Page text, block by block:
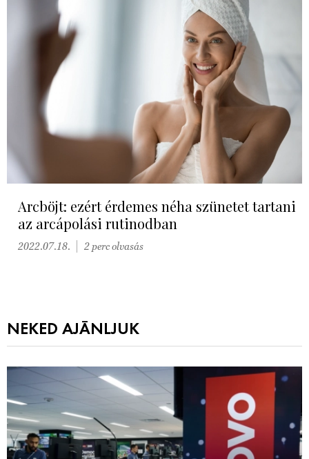
Arcböjt: ezért érdemes néha szünetet tartani
az arcápolási rutinodban
2022.07.18. 2 perc olvasás
NEKED AJÁNLJUK